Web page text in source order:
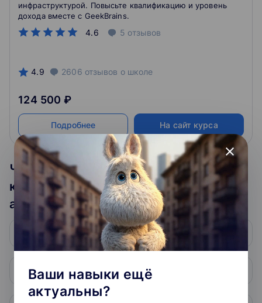
4.6 5 отзывов
инфраструктурой. Повысьте квалификацию и уровень
дохода вместе с GeekBrains.
4.9 2606 отзывов о школе
124 500 ₽
Подробнее На сайт курса
Часто задаваемые вопросы по
курсам тематики Курсы
администрирования linux
Как проходит обучение?
Почему платные курсы лучше?
close
Ваши навыки ещё
актуальны?